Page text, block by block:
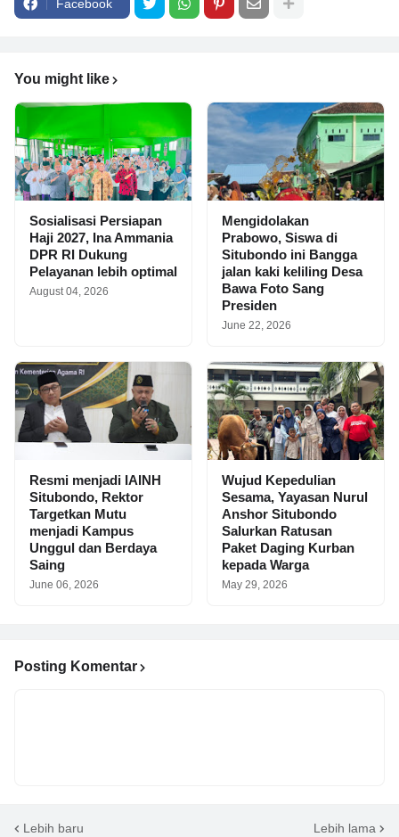
Facebook
You might like
Sosialisasi Persiapan
Haji 2027, Ina Ammania
DPR RI Dukung
Pelayanan lebih optimal
August 04, 2026
Mengidolakan
Prabowo, Siswa di
Situbondo ini Bangga
jalan kaki keliling Desa
Bawa Foto Sang
Presiden
June 22, 2026
Resmi menjadi IAINH
Situbondo, Rektor
Targetkan Mutu
menjadi Kampus
Unggul dan Berdaya
Saing
June 06, 2026
Wujud Kepedulian
Sesama, Yayasan Nurul
Anshor Situbondo
Salurkan Ratusan
Paket Daging Kurban
kepada Warga
May 29, 2026
Posting Komentar
Lebih baru Lebih lama